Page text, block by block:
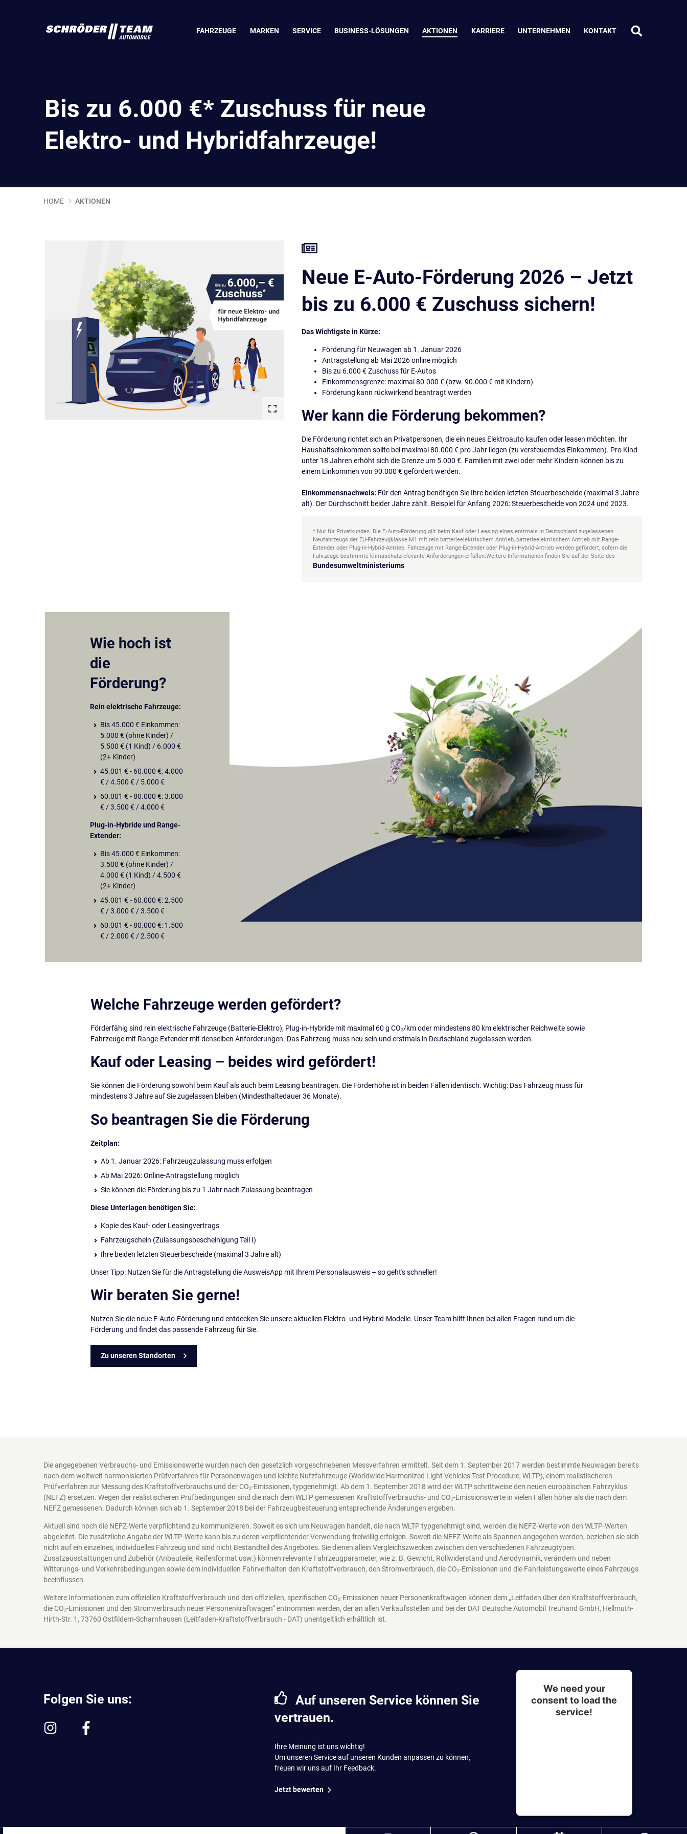
FAHRZEUGE MARKEN SERVICE BUSINESS-LÖSUNGEN AKTIONEN KARRIERE UNTERNEHMEN KONTAKT
Bis zu 6.000 €⁠* Zuschuss für neue
Elektro- und Hybridfahrzeuge!
HOME AKTIONEN
Neue E-Auto-Förderung 2026 – Jetzt
bis zu 6.000 € Zuschuss sichern!
Das Wichtigste in Kürze:
Förderung für Neuwagen ab 1. Januar 2026
Antragstellung ab Mai 2026 online möglich
Bis zu 6.000 € Zuschuss für E-Autos
Einkommensgrenze: maximal 80.000 € (bzw. 90.000 € mit Kindern)
Förderung kann rückwirkend beantragt werden
Wer kann die Förderung bekommen?
Die Förderung richtet sich an Privatpersonen, die ein neues Elektroauto kaufen oder leasen möchten. Ihr
Haushaltseinkommen sollte bei maximal 80.000 € pro Jahr liegen (zu versteuerndes Einkommen). Pro Kind
unter 18 Jahren erhöht sich die Grenze um 5.000 €. Familien mit zwei oder mehr Kindern können bis zu
einem Einkommen von 90.000 € gefördert werden.
Einkommensnachweis: Für den Antrag benötigen Sie Ihre beiden letzten Steuerbescheide (maximal 3 Jahre
alt). Der Durchschnitt beider Jahre zählt. Beispiel für Anfang 2026: Steuerbescheide von 2024 und 2023.
* Nur für Privatkunden. Die E‑Auto-Förderung gilt beim Kauf oder Leasing eines erstmals in Deutschland zugelassenen
Neufahrzeugs der EU-Fahrzeugklasse M1 mit rein batterieelektrischem Antrieb, batterieelektrischem Antrieb mit Range-
Extender oder Plug-in-Hybrid-Antrieb. Fahrzeuge mit Range-Extender oder Plug-in-Hybrid-Antrieb werden gefördert, sofern die
Fahrzeuge bestimmte klimaschutzrelevante Anforderungen erfüllen.Weitere Informationen finden Sie auf der Seite des
Bundesumweltministeriums.
Wie hoch ist
die
Förderung?
Rein elektrische Fahrzeuge:
Bis 45.000 € Einkommen:
5.000 € (ohne Kinder) /
5.500 € (1 Kind) / 6.000 €
(2+ Kinder)
45.001 € - 60.000 €: 4.000
€ / 4.500 € / 5.000 €
60.001 € - 80.000 €: 3.000
€ / 3.500 € / 4.000 €
Plug-in-Hybride und Range-
Extender:
Bis 45.000 € Einkommen:
3.500 € (ohne Kinder) /
4.000 € (1 Kind) / 4.500 €
(2+ Kinder)
45.001 € - 60.000 €: 2.500
€ / 3.000 € / 3.500 €
60.001 € - 80.000 €: 1.500
€ / 2.000 € / 2.500 €
Welche Fahrzeuge werden gefördert?
Förderfähig sind rein elektrische Fahrzeuge (Batterie-Elektro), Plug-in-Hybride mit maximal 60 g CO₂/km oder mindestens 80 km elektrischer Reichweite sowie
Fahrzeuge mit Range-Extender mit denselben Anforderungen. Das Fahrzeug muss neu sein und erstmals in Deutschland zugelassen werden.
Kauf oder Leasing – beides wird gefördert!
Sie können die Förderung sowohl beim Kauf als auch beim Leasing beantragen. Die Förderhöhe ist in beiden Fällen identisch. Wichtig: Das Fahrzeug muss für
mindestens 3 Jahre auf Sie zugelassen bleiben (Mindesthaltedauer 36 Monate).
So beantragen Sie die Förderung
Zeitplan:
Ab 1. Januar 2026: Fahrzeugzulassung muss erfolgen
Ab Mai 2026: Online-Antragstellung möglich
Sie können die Förderung bis zu 1 Jahr nach Zulassung beantragen
Diese Unterlagen benötigen Sie:
Kopie des Kauf- oder Leasingvertrags
Fahrzeugschein (Zulassungsbescheinigung Teil I)
Ihre beiden letzten Steuerbescheide (maximal 3 Jahre alt)
Unser Tipp: Nutzen Sie für die Antragstellung die AusweisApp mit Ihrem Personalausweis – so geht's schneller!
Wir beraten Sie gerne!
Nutzen Sie die neue E-Auto-Förderung und entdecken Sie unsere aktuellen Elektro- und Hybrid-Modelle. Unser Team hilft Ihnen bei allen Fragen rund um die
Förderung und findet das passende Fahrzeug für Sie.
Zu unseren Standorten
Die angegebenen Verbrauchs- und Emissionswerte wurden nach den gesetzlich vorgeschriebenen Messverfahren ermittelt. Seit dem 1. September 2017 werden bestimmte Neuwagen bereits
nach dem weltweit harmonisierten Prüfverfahren für Personenwagen und leichte Nutzfahrzeuge (Worldwide Harmonized Light Vehicles Test Procedure, WLTP), einem realistischeren
Prüfverfahren zur Messung des Kraftstoffverbrauchs und der CO₂-Emissionen, typgenehmigt. Ab dem 1. September 2018 wird der WLTP schrittweise den neuen europäischen Fahrzyklus
(NEFZ) ersetzen. Wegen der realistischeren Prüfbedingungen sind die nach dem WLTP gemessenen Kraftstoffverbrauchs- und CO₂-Emissionswerte in vielen Fällen höher als die nach dem
NEFZ gemessenen. Dadurch können sich ab 1. September 2018 bei der Fahrzeugbesteuerung entsprechende Änderungen ergeben.
Aktuell sind noch die NEFZ-Werte verpflichtend zu kommunizieren. Soweit es sich um Neuwagen handelt, die nach WLTP typgenehmigt sind, werden die NEFZ-Werte von den WLTP-Werten
abgeleitet. Die zusätzliche Angabe der WLTP-Werte kann bis zu deren verpflichtender Verwendung freiwillig erfolgen. Soweit die NEFZ-Werte als Spannen angegeben werden, beziehen sie sich
nicht auf ein einzelnes, individuelles Fahrzeug und sind nicht Bestandteil des Angebotes. Sie dienen allein Vergleichszwecken zwischen den verschiedenen Fahrzeugtypen.
Zusatzausstattungen und Zubehör (Anbauteile, Reifenformat usw.) können relevante Fahrzeugparameter, wie z. B. Gewicht, Rollwiderstand und Aerodynamik, verändern und neben
Witterungs- und Verkehrsbedingungen sowie dem individuellen Fahrverhalten den Kraftstoffverbrauch, den Stromverbrauch, die CO₂-Emissionen und die Fahrleistungswerte eines Fahrzeugs
beeinflussen.
Weitere Informationen zum offiziellen Kraftstoffverbrauch und den offiziellen, spezifischen CO₂-Emissionen neuer Personenkraftwagen können dem „Leitfaden über den Kraftstoffverbrauch,
die CO₂-Emissionen und den Stromverbrauch neuer Personenkraftwagen“ entnommen werden, der an allen Verkaufsstellen und bei der DAT Deutsche Automobil Treuhand GmbH, Hellmuth-
Hirth-Str. 1, 73760 Ostfildern-Scharnhausen (Leitfaden-Kraftstoffverbrauch - DAT) unentgeltlich erhältlich ist.
Folgen Sie uns:
Auf unseren Service können Sie
vertrauen.
Ihre Meinung ist uns wichtig!
Um unseren Service auf unseren Kunden anpassen zu können,
freuen wir uns auf Ihr Feedback.
Jetzt bewerten
We need your
consent to load the
service!